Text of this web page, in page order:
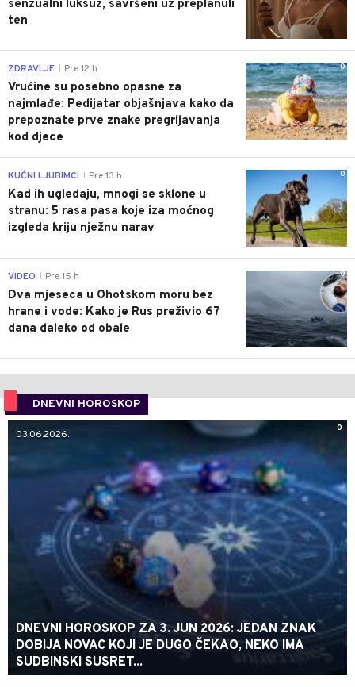
senzualni luksuz, savršeni uz preplanuli
ten
0
ZDRAVLJE Pre 12 h
Vrućine su posebno opasne za
najmlađe: Pedijatar objašnjava kako da
prepoznate prve znake pregrijavanja
kod djece
0
KUĆNI LJUBIMCI Pre 13 h
Kad ih ugledaju, mnogi se sklone u
stranu: 5 rasa pasa koje iza moćnog
izgleda kriju nježnu narav
0
VIDEO Pre 15 h
Dva mjeseca u Ohotskom moru bez
hrane i vode: Kako je Rus preživio 67
dana daleko od obale
DNEVNI HOROSKOP
0
03.06.2026.
DNEVNI HOROSKOP ZA 3. JUN 2026: JEDAN ZNAK
DOBIJA NOVAC KOJI JE DUGO ČEKAO, NEKO IMA
SUDBINSKI SUSRET...